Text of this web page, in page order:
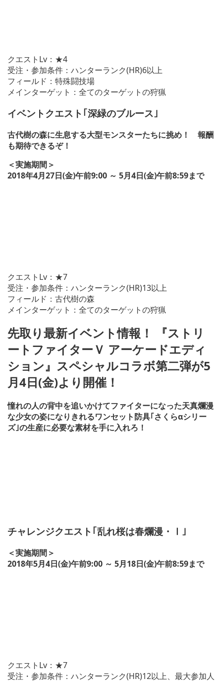
クエストLv：★4
受注・参加条件：ハンターランク(HR)6以上
フィールド：特殊闘技場
メインターゲット：全てのターゲットの狩猟
イベントクエスト｢深緑のブルース｣
古代樹の森に生息する大型モンスターたちに挑め！ 報酬
も期待できるぞ！
＜実施期間＞
2018年4月27日(金)午前9:00 ～ 5月4日(金)午前8:59まで
クエストLv：★7
受注・参加条件：ハンターランク(HR)13以上
フィールド：古代樹の森
メインターゲット：全てのターゲットの狩猟
先取り最新イベント情報！ 『ストリ
ートファイターＶ アーケードエディ
ション』スペシャルコラボ第二弾が5
月4日(金)より開催！
憧れの人の背中を追いかけてファイターになった天真爛漫
な少女の姿になりきれるワンセット防具｢さくらαシリー
ズ｣の生産に必要な素材を手に入れろ！
チャレンジクエスト｢乱れ桜は春爛漫・Ⅰ｣
＜実施期間＞
2018年5月4日(金)午前9:00 ～ 5月18日(金)午前8:59まで
クエストLv：★7
受注・参加条件：ハンターランク(HR)12以上、最大参加人